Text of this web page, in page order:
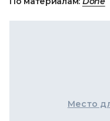
Место